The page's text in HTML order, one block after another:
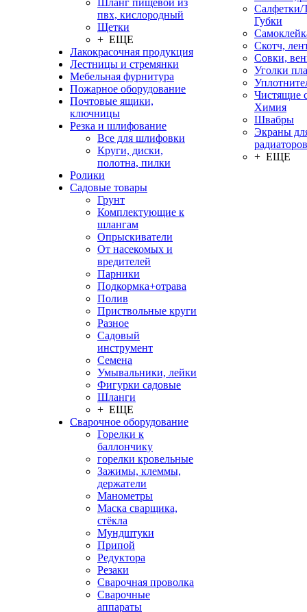
Шланг пищевой из
пвх, кислородный
Щетки
+ ЕЩЕ
Лакокрасочная продукция
Лестницы и стремянки
Мебельная фурнитура
Пожарное оборудование
Почтовые ящики,
ключницы
Резка и шлифование
Все для шлифовки
Круги, диски,
полотна, пилки
Ролики
Садовые товары
Грунт
Комплектующие к
шлангам
Опрыскиватели
От насекомых и
вредителей
Парники
Подкормка+отрава
Полив
Приствольные круги
Разное
Садовый
инструмент
Семена
Умывальники, лейки
Фигурки садовые
Шланги
+ ЕЩЕ
Сварочное оборудование
Горелки к
баллончику
горелки кровельные
Зажимы, клеммы,
держатели
Манометры
Маска сварщика,
стёкла
Мундштуки
Припой
Редуктора
Резаки
Сварочная проволка
Сварочные
аппараты
Салфетки/
Губки
Скотч,
Совки,
Уголки
Чистящие
Химия
Швабры
Экраны
радиаторов
+ ЕЩЕ